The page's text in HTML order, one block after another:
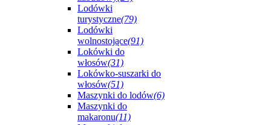
Lodówki
turystyczne(79)
Lodówki
wolnostojące(91)
Lokówki do
włosów(31)
Lokówko-suszarki do
włosów(51)
Maszynki do lodów(6)
Maszynki do
makaronu(11)